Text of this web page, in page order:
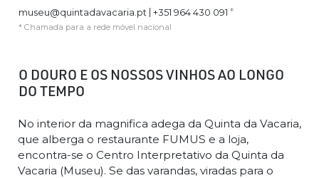
museu@quintadavacaria.pt | +351 964 430 091 *
* Chamada para a rede móvel nacional
O DOURO E OS NOSSOS VINHOS AO LONGO
DO TEMPO
No interior da magnifica adega da Quinta da Vacaria,
que alberga o restaurante FUMUS e a loja,
encontra-se o Centro Interpretativo da Quinta da
Vacaria (Museu). Se das varandas, viradas para o